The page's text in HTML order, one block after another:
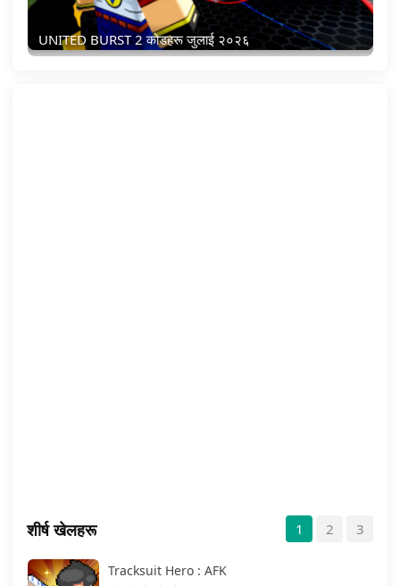
UNITED BURST 2 कोडहरू जुलाई २०२६
शीर्ष खेलहरू 1 2 3
Tracksuit Hero : AFK